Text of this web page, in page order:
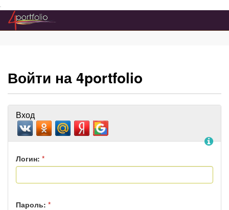
Преейти на главное меню
Войти на 4portfolio
Вход
Логин: *
Пароль: *